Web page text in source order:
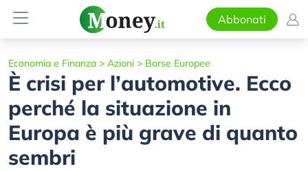
Abbonati
Economia e Finanza > Azioni > Borse Europee
È crisi per l’automotive. Ecco
perché la situazione in
Europa è più grave di quanto
sembri